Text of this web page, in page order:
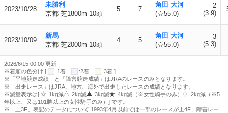
2023/10/28
未勝利
京都 芝1800m 10頭
5 7
角田 大河
(☆55.0)
2
(3.9)
2023/10/09
新馬
京都 芝2000m 10頭
4 5
角田 大河
(☆55.0)
3
(5.3)
2026/6/15 00:00 更新
※着順の色分け [
:1着 :2着
:3着 ]
※「平地競走成績」と「障害競走成績」はJRAのレースのみとなります。
※「出走レース」はJRA、地方、海外で出走したレースの成績となります。
※減量表示は[
:1kg減 :2kg減 :3kg減 :4kg減（※女性騎手のみ）
:2kg減（※5
年以上、又は101勝以上の女性騎手のみ）] です。
※「上3F」表記のデータについて 1993年4月以前では一部のレースが上4F、障害レー